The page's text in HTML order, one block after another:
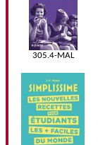
305.4-MAL